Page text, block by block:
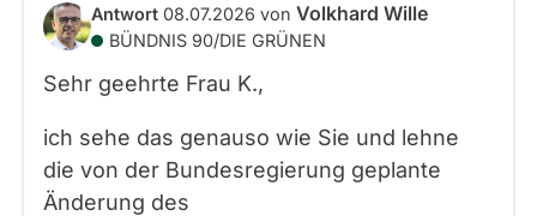
Antwort 08.07.2026 von Volkhard Wille
BÜNDNIS 90/­DIE GRÜNEN
Sehr geehrte Frau K.,
ich sehe das genauso wie Sie und lehne
die von der Bundesregierung geplante
Änderung des